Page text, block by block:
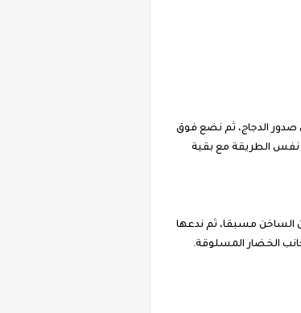
الدجاج، ثم نضع فوق
نفس الطريقة مع بقية
الساخن مسبقا، ثم ندعها
الخضار المسلوقة.